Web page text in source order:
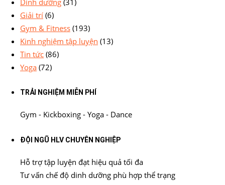
Giải trí (6)
Gym & Fitness (193)
Kinh nghiệm tập luyện (13)
Tin tức (86)
Yoga (72)
TRẢI NGHIỆM MIỄN PHÍ
Gym - Kickboxing - Yoga - Dance
ĐỘI NGŨ HLV CHUYÊN NGHIỆP
Hỗ trợ tập luyện đạt hiệu quả tối đa
Tư vấn chế độ dinh dưỡng phù hợp thể trạng